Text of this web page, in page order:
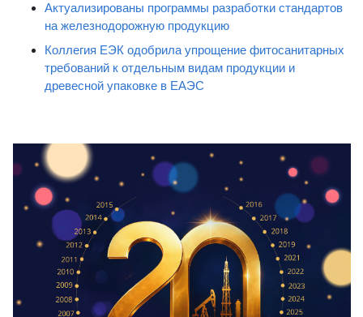
Актуализированы программы разработки стандартов
на железнодорожную продукцию
Коллегия ЕЭК одобрила упрощение фитосанитарных
требований к отдельным видам продукции и
древесной упаковке в ЕАЭС